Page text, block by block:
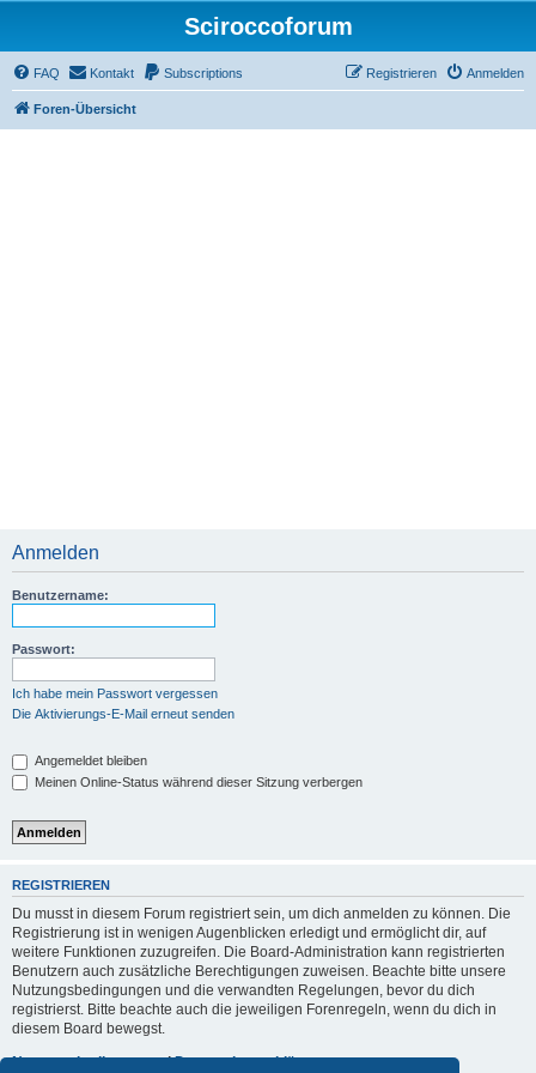
Sciroccoforum
FAQ Kontakt Subscriptions Anmelden
Registrieren
Foren-Übersicht
Anmelden
Benutzername:
Passwort:
Ich habe mein Passwort vergessen
Die Aktivierungs-E-Mail erneut senden
Angemeldet bleiben
Meinen Online-Status während dieser Sitzung verbergen
REGISTRIEREN
Du musst in diesem Forum registriert sein, um dich anmelden zu können. Die
Registrierung ist in wenigen Augenblicken erledigt und ermöglicht dir, auf
weitere Funktionen zuzugreifen. Die Board-Administration kann registrierten
Benutzern auch zusätzliche Berechtigungen zuweisen. Beachte bitte unsere
Nutzungsbedingungen und die verwandten Regelungen, bevor du dich
registrierst. Bitte beachte auch die jeweiligen Forenregeln, wenn du dich in
diesem Board bewegst.
Nutzungsbedingungen|Datenschutzerklärung